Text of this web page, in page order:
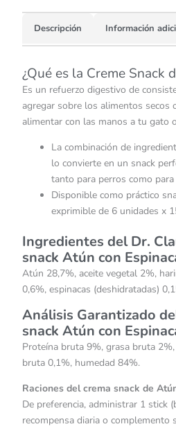
Descripción Información
¿Qué es la Creme Snack
Es un refuerzo digestivo de
agregar sobre los alimentos secos
alimentar con las manos a tu gato
La combinación de
lo convierte en un snack
tanto para perros como
Disponible como práctico
exprimible de 6 unidades x
Ingredientes del Dr.
snack Atún con
Atún 28,7%, aceite vegetal 2%,
0,6%, espinacas (deshidratadas)
Análisis Garantizado
snack Atún con
Proteína bruta 9%, grasa bruta
bruta 0,1%, humedad 84%.
Raciones del crema snack de
De preferencia, administrar 1 stick
recompensa diaria o complemento